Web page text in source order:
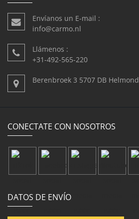
Envíanos un E-mail :
info@carmo.nl
Llámenos :
+31-492-565-220
Berenbroek 3 5707 DB Helmond
CONECTATE CON NOSOTROS
DATOS DE ENVÍO